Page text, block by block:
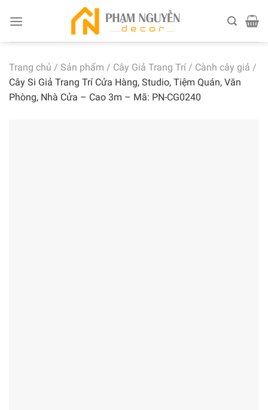
Trang chủ / Sản phẩm / Cây Giả Trang Trí / Cành cây giả /
Cây Si Giả Trang Trí Cửa Hàng, Studio, Tiệm Quán, Văn
Phòng, Nhà Cửa – Cao 3m – Mã: PN-CG0240